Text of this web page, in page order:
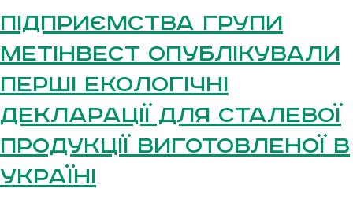
Підприємства Групи
МЕТІНВЕСТ опублікували
перші екологічні
декларації для сталевої
продукції виготовленої в
Україні